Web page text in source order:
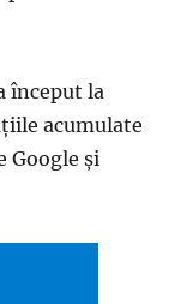
început la
acumulate
Google și